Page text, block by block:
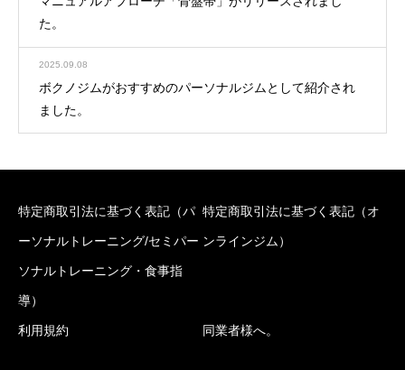
た。
2025.09.08
ボクノジムがおすすめのパーソナルジムとして紹介され
ました。
特定商取引法に基づく表記（パ
ーソナルトレーニング/セミパー
ソナルトレーニング・食事指
導）
特定商取引法に基づく表記（オ
ンラインジム）
利用規約 同業者様へ。